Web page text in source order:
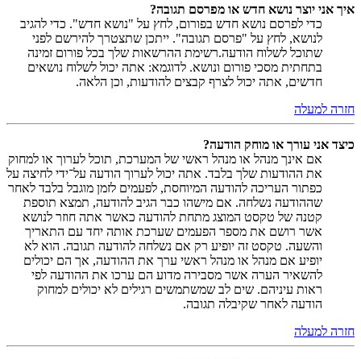
איך אני יוצר נושא חדש או מפרסם תגובה?
כדי לפרסם נושא חדש בפורום, לחץ על "נושא חדש". כדי להגיב
לנושא, לחץ על "פרסם תגובה". ייתכן שתצטרך להירשם לפני
שתוכל לשלוח הודעה.רשימת ההרשאות שלך בכל פורום זמינה
בתחתית מסכי פורום ונושא. לדוגמא: אתה יכול לשלוח נושאים
חדשים, אתה יכול לצרף קבצים להודעות, וכן הלאה.
חזרה למעלה
כיצד אני עורך או מוחק הודעה?
אם אינך מנהל או מנהל ראשי של המערכת, תוכל לערוך או למחוק
את ההודעות שלך בלבד. אתה יכול לערוך הודעה על־ידי לחיצה על
כפתור העריכה להודעה המיוחסת, לפעמים לזמן מוגבל בלבד לאחר
שההודעה נשלחה. אם מישהו כבר הגיב להודעה, תמצא תוספת
קטנה של טקסט המוצג מתחת להודעה כאשר אתה חוזר לנושא
אשר רושם את מספר הפעמים שערכת אותה יחד עם התאריך
והשעה. טקסט זה יופיע רק אם נשלחה להודעה תגובה. הוא לא
יופיע אם מנהל או מנהל ראשי ערך את ההודעה, אך הם יכולים
להשאיר הערה אשר מסבירה מדוע הם ערכו את ההודעה לפי
ראות עיניהם. שים לב שמשתמשים רגילים לא יכולים למחוק
הודעה לאחר שקיבלה תגובה.
חזרה למעלה